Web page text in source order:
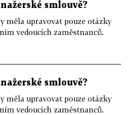
smlouvě?
měla upravovat pouze otázky
vedoucích zaměstnanců.
smlouvě?
měla upravovat pouze otázky
vedoucích zaměstnanců.